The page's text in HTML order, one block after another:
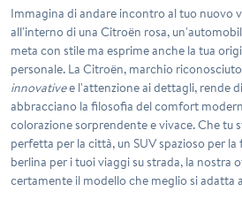
Immagina di andare incontro al tuo nuovo
all'interno di una Citroën rosa,
meta con stile ma esprime anche la tua
personale. La Citroën, marchio
innovativee l'attenzione ai dettagli, rende
abbracciano la filosofia del comfort
colorazione sorprendente e vivace. Che tu
perfetta per la città, un SUV spazioso per
berlina per i tuoi viaggi su strada, la nostra
certamente il modello che meglio si adatta